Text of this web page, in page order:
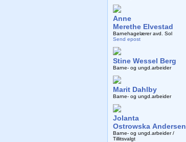
Anne
Merethe Elvestad
Barnehagelærer avd. Sol
Send epost
Stine Wessel Berg
Barne- og ungd.arbeider
Marit Dahlby
Barne- og ungd.arbeider
Jolanta
Ostrowska Andersen
Barne- og ungd.arbeider /
Tillitsvalgt